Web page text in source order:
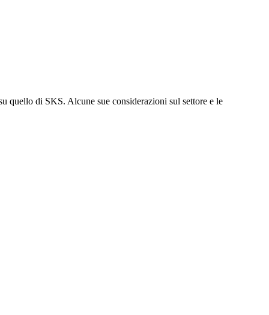
quello di SKS. Alcune sue considerazioni sul settore e le